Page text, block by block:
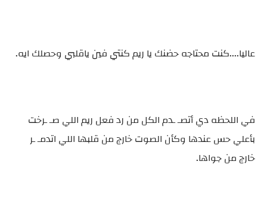
عاليا....كنت محتاجه حضنك يا ريم كنتي فين ياقلبي وحصلك ايه.
في اللحظه دي أتصـ ـدم الكل من رد فعل ريم اللي صـ ـرخت
بأعلي حس عندها وكأن الصوت خارج من قلبها اللي اتدمـ ـر
خارج من جواها.